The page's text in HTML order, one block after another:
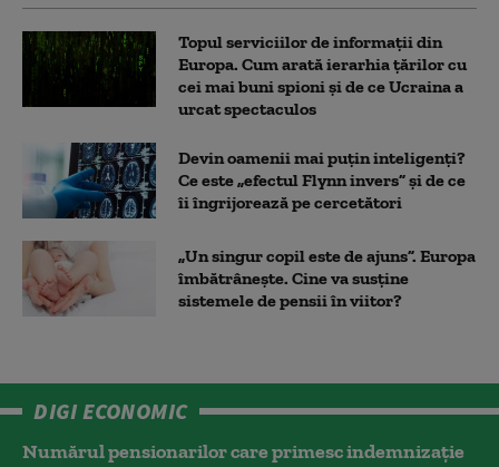
Topul serviciilor de informații din
Europa. Cum arată ierarhia țărilor cu
cei mai buni spioni și de ce Ucraina a
urcat spectaculos
Devin oamenii mai puțin inteligenți?
Ce este „efectul Flynn invers” și de ce
îi îngrijorează pe cercetători
„Un singur copil este de ajuns”. Europa
îmbătrânește. Cine va susține
sistemele de pensii în viitor?
DIGI ECONOMIC
Numărul pensionarilor care primesc indemnizaţie